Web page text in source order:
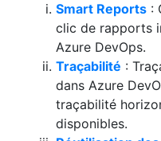
Smart Reports :
clic de rapports
Azure DevOps.
Traçabilité :
dans Azure
traçabilité
disponibles.